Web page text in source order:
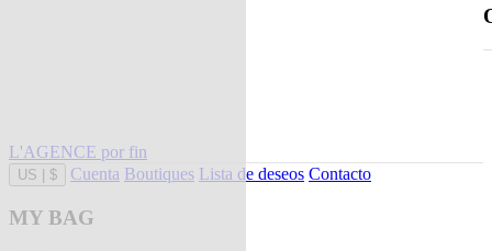
L'AGENCE por fin
US $ Cuenta Boutiques Lista de deseos Contacto
MY BAG